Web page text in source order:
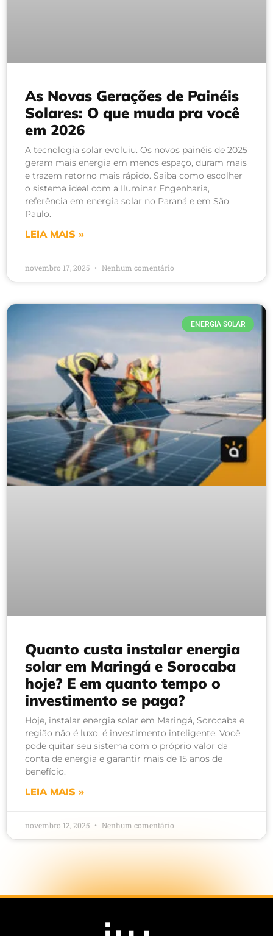
As Novas Gerações de Painéis
Solares: O que muda pra você
em 2026
A tecnologia solar evoluiu. Os novos painéis de 2025
geram mais energia em menos espaço, duram mais
e trazem retorno mais rápido. Saiba como escolher
o sistema ideal com a Iluminar Engenharia,
referência em energia solar no Paraná e em São
Paulo.
LEIA MAIS »
novembro 17, 2025 Nenhum comentário
ENERGIA SOLAR
Quanto custa instalar energia
solar em Maringá e Sorocaba
hoje? E em quanto tempo o
investimento se paga?
Hoje, instalar energia solar em Maringá, Sorocaba e
região não é luxo, é investimento inteligente. Você
pode quitar seu sistema com o próprio valor da
conta de energia e garantir mais de 15 anos de
benefício.
LEIA MAIS »
novembro 12, 2025 Nenhum comentário